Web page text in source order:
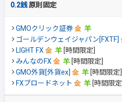
0.2銭原則固定
GMOクリック証券
ゴールデンウェイジャパン[FXTF]
LIGHT FX
[時間限定]
みんなのFX
[時間限定]
GMO外貨[外貨ex]
[時間限定]
FXブロードネット
[時間限定]